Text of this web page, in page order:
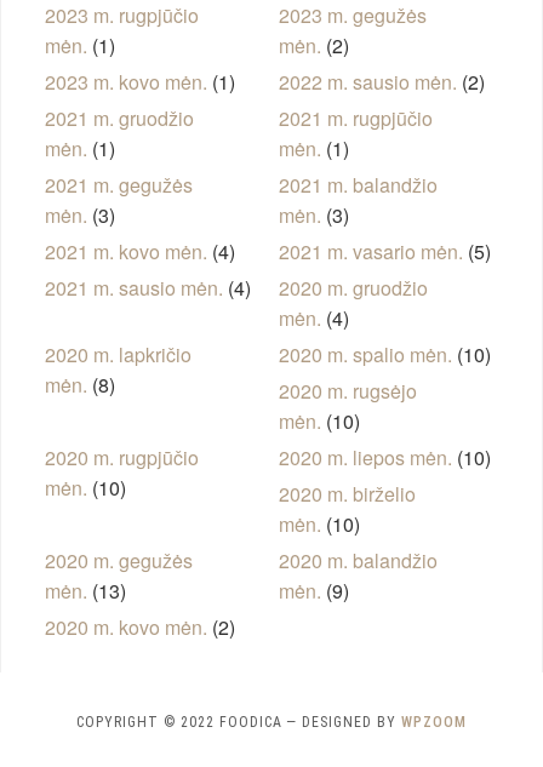
2023 m. rugpjūčio
mėn. (1)
2023 m. gegužės
mėn. (2)
2023 m. kovo mėn. (1) 2022 m. sausio mėn. (2)
2021 m. gruodžio
mėn. (1)
2021 m. rugpjūčio
mėn. (1)
2021 m. gegužės
mėn. (3)
2021 m. balandžio
mėn. (3)
2021 m. kovo mėn. (4) 2021 m. vasario mėn. (5)
2021 m. sausio mėn. (4)
2020 m. gruodžio
mėn. (4)
2020 m. lapkričio
mėn. (8)
2020 m. spalio mėn. (10)
2020 m. rugsėjo
mėn. (10)
2020 m. rugpjūčio
mėn. (10)
2020 m. liepos mėn. (10)
2020 m. birželio
mėn. (10)
2020 m. gegužės
mėn. (13)
2020 m. balandžio
mėn. (9)
2020 m. kovo mėn. (2)
COPYRIGHT © 2022 FOODICA — DESIGNED BY WPZOOM